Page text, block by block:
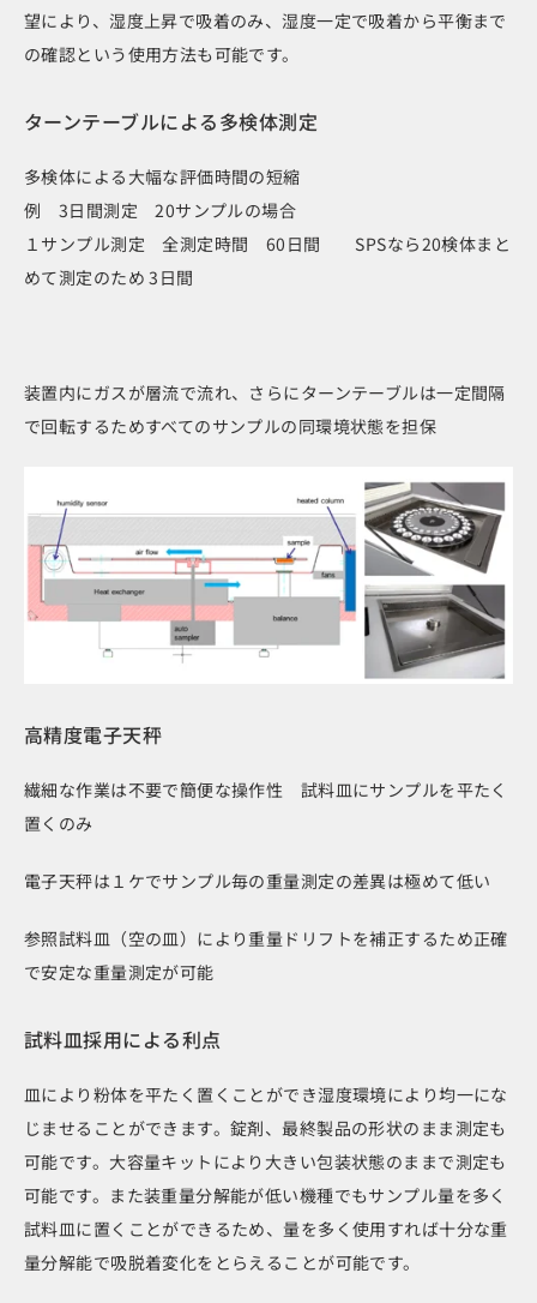
望により、湿度上昇で吸着のみ、湿度一定で吸着から平衡まで
の確認という使用方法も可能です。
ターンテーブルによる多検体測定
多検体による大幅な評価時間の短縮
例 3日間測定 20サンプルの場合
１サンプル測定 全測定時間 60日間 SPSなら20検体まと
めて測定のため 3日間
装置内にガスが層流で流れ、さらにターンテーブルは一定間隔
で回転するためすべてのサンプルの同環境状態を担保
高精度電子天秤
繊細な作業は不要で簡便な操作性 試料皿にサンプルを平たく
置くのみ
電子天秤は１ケでサンプル毎の重量測定の差異は極めて低い
参照試料皿（空の皿）により重量ドリフトを補正するため正確
で安定な重量測定が可能
試料皿採用による利点
皿により粉体を平たく置くことができ湿度環境により均一にな
じませることができます。錠剤、最終製品の形状のまま測定も
可能です。大容量キットにより大きい包装状態のままで測定も
可能です。また装重量分解能が低い機種でもサンプル量を多く
試料皿に置くことができるため、量を多く使用すれば十分な重
量分解能で吸脱着変化をとらえることが可能です。